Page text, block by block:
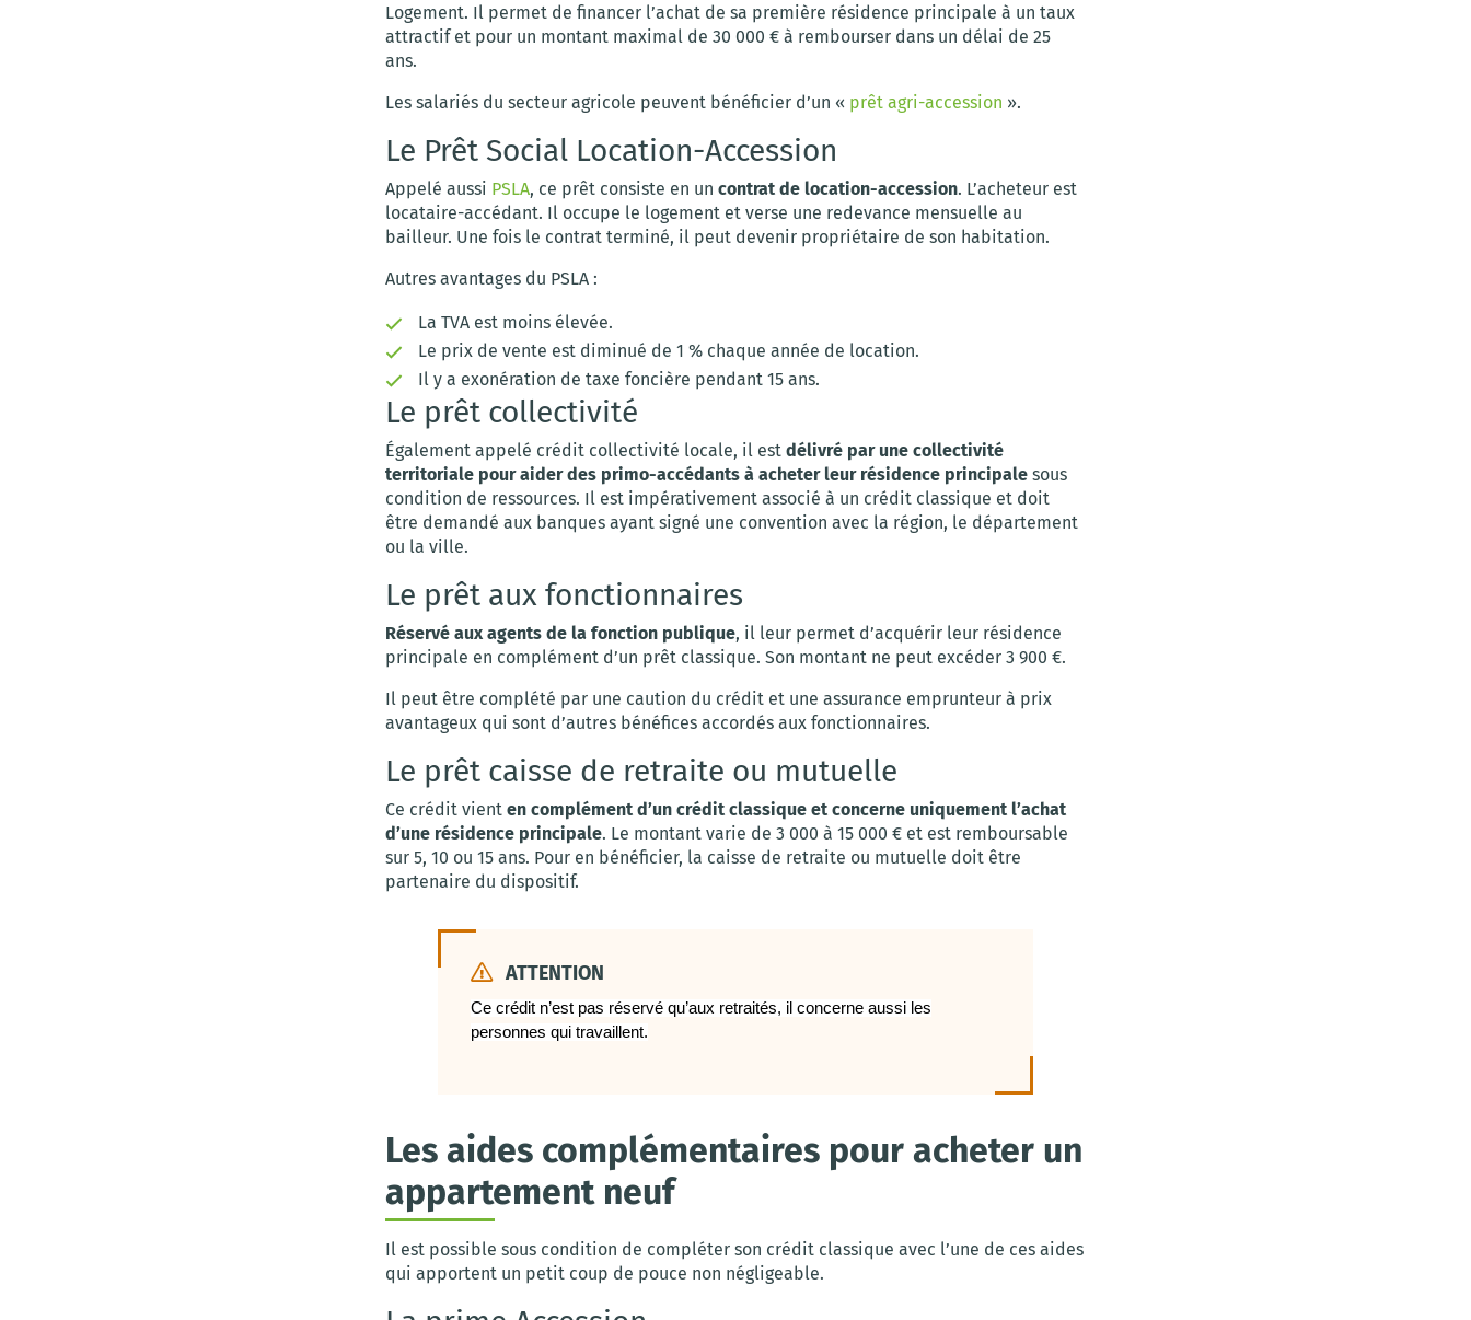
Logement. Il permet de financer l’achat de sa première résidence principale à un taux
attractif et pour un montant maximal de 30 000 € à rembourser dans un délai de 25
ans.
Les salariés du secteur agricole peuvent bénéficier d’un « prêt agri-accession ».
Le Prêt Social Location-Accession
Appelé aussi PSLA, ce prêt consiste en un contrat de location-accession. L’acheteur est
locataire-accédant. Il occupe le logement et verse une redevance mensuelle au
bailleur. Une fois le contrat terminé, il peut devenir propriétaire de son habitation.
Autres avantages du PSLA :
La TVA est moins élevée.
Le prix de vente est diminué de 1 % chaque année de location.
Il y a exonération de taxe foncière pendant 15 ans.
Le prêt collectivité
Également appelé crédit collectivité locale, il est délivré par une collectivité
territoriale pour aider des primo-accédants à acheter leur résidence principale sous
condition de ressources. Il est impérativement associé à un crédit classique et doit
être demandé aux banques ayant signé une convention avec la région, le département
ou la ville.
Le prêt aux fonctionnaires
Réservé aux agents de la fonction publique, il leur permet d’acquérir leur résidence
principale en complément d’un prêt classique. Son montant ne peut excéder 3 900 €.
Il peut être complété par une caution du crédit et une assurance emprunteur à prix
avantageux qui sont d’autres bénéfices accordés aux fonctionnaires.
Le prêt caisse de retraite ou mutuelle
Ce crédit vient en complément d’un crédit classique et concerne uniquement l’achat
d’une résidence principale. Le montant varie de 3 000 à 15 000 € et est remboursable
sur 5, 10 ou 15 ans. Pour en bénéficier, la caisse de retraite ou mutuelle doit être
partenaire du dispositif.
ATTENTION
Ce crédit n’est pas réservé qu’aux retraités, il concerne aussi les
personnes qui travaillent.
Les aides complémentaires pour acheter un
appartement neuf
Il est possible sous condition de compléter son crédit classique avec l’une de ces aides
qui apportent un petit coup de pouce non négligeable.